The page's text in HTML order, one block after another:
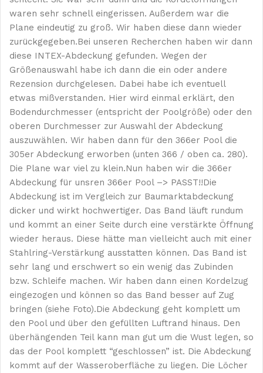
waren sehr schnell eingerissen. Außerdem war die
Plane eindeutig zu groß. Wir haben diese dann wieder
zurückgegeben.Bei unseren Recherchen haben wir dann
diese INTEX-Abdeckung gefunden. Wegen der
Größenauswahl habe ich dann die ein oder andere
Rezension durchgelesen. Dabei habe ich eventuell
etwas mißverstanden. Hier wird einmal erklärt, den
Bodendurchmesser (entspricht der Poolgröße) oder den
oberen Durchmesser zur Auswahl der Abdeckung
auszuwählen. Wir haben dann für den 366er Pool die
305er Abdeckung erworben (unten 366 / oben ca. 280).
Die Plane war viel zu klein.Nun haben wir die 366er
Abdeckung für unsren 366er Pool –> PASST!!Die
Abdeckung ist im Vergleich zur Baumarktabdeckung
dicker und wirkt hochwertiger. Das Band läuft rundum
und kommt an einer Seite durch eine verstärkte Öffnung
wieder heraus. Diese hätte man vielleicht auch mit einer
Stahlring-Verstärkung ausstatten können. Das Band ist
sehr lang und erschwert so ein wenig das Zubinden
bzw. Schleife machen. Wir haben dann einen Kordelzug
eingezogen und können so das Band besser auf Zug
bringen (siehe Foto).Die Abdeckung geht komplett um
den Pool und über den gefüllten Luftrand hinaus. Den
überhängenden Teil kann man gut um die Wust legen, so
das der Pool komplett “geschlossen” ist. Die Abdeckung
kommt auf der Wasseroberfläche zu liegen. Die Löcher